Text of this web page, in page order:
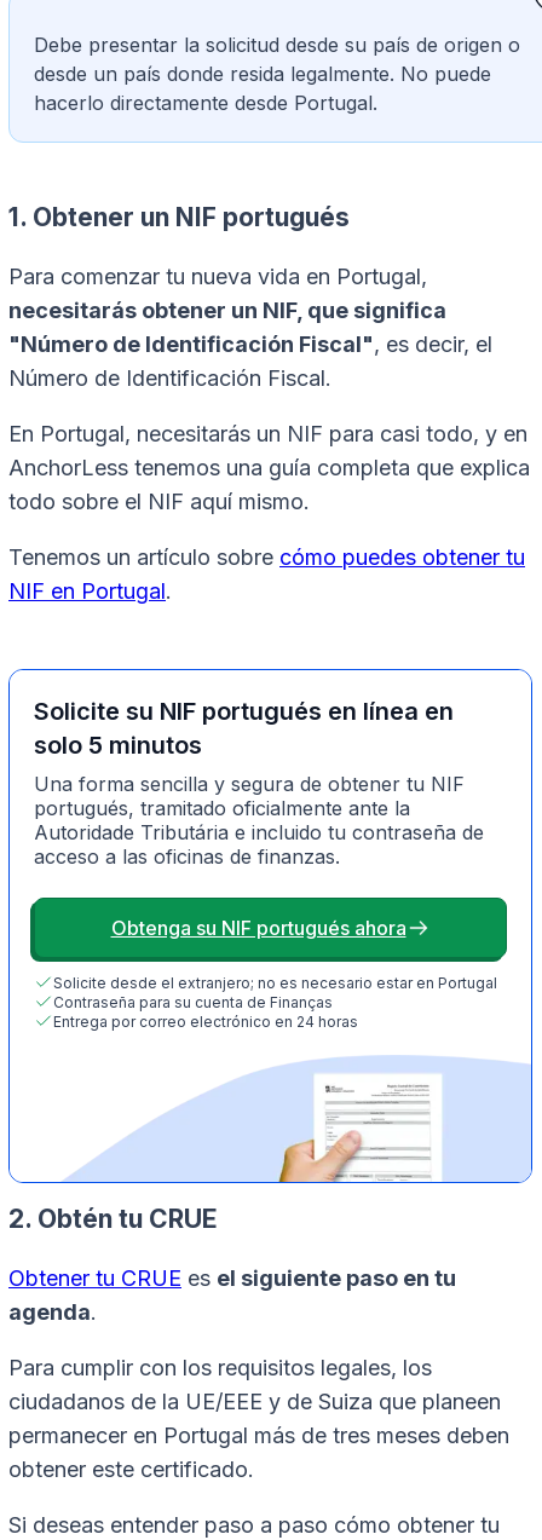
Debe presentar la solicitud desde su país de origen o
desde un país donde resida legalmente. No puede
hacerlo directamente desde Portugal.
1. Obtener un NIF portugués
Para comenzar tu nueva vida en Portugal,
necesitarás obtener un NIF, que significa
"Número de Identificación Fiscal", es decir, el
Número de Identificación Fiscal.
En Portugal, necesitarás un NIF para casi todo, y en
AnchorLess tenemos una guía completa que explica
todo sobre el NIF aquí mismo.
Tenemos un artículo sobre cómo puedes obtener tu
NIF en Portugal.
Solicite su NIF portugués en línea en
solo 5 minutos
Una forma sencilla y segura de obtener tu NIF
portugués, tramitado oficialmente ante la
Autoridade Tributária e incluido tu contraseña de
acceso a las oficinas de finanzas.
Obtenga su NIF portugués ahora
Solicite desde el extranjero; no es necesario estar en Portugal
Contraseña para su cuenta de Finanças
Entrega por correo electrónico en 24 horas
2. Obtén tu CRUE
Obtener tu CRUE es el siguiente paso en tu
agenda.
Para cumplir con los requisitos legales, los
ciudadanos de la UE/EEE y de Suiza que planeen
permanecer en Portugal más de tres meses deben
obtener este certificado.
Si deseas entender paso a paso cómo obtener tu